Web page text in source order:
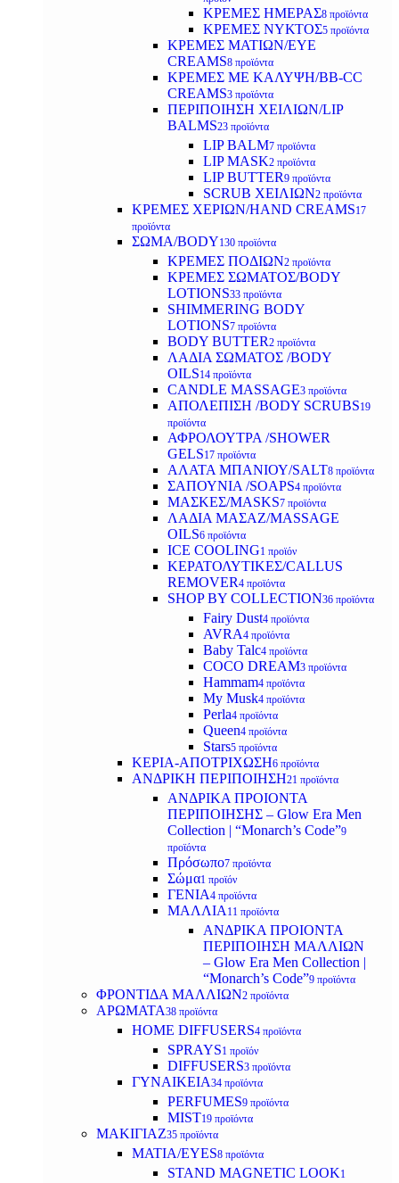
ΚΡΕΜΕΣ ΗΜΕΡΑΣ8 προϊόντα
ΚΡΕΜΕΣ ΝΥΚΤΟΣ5 προϊόντα
ΚΡΕΜΕΣ ΜΑΤΙΩΝ/EYE
CREAMS8 προϊόντα
ΚΡΕΜΕΣ ΜΕ ΚΑΛΥΨΗ/BB-CC
CREAMS3 προϊόντα
ΠΕΡΙΠΟΙΗΣΗ ΧΕΙΛΙΩΝ/LIP
BALMS23 προϊόντα
LIP BALM7 προϊόντα
LIP MASK2 προϊόντα
LIP BUTTER9 προϊόντα
SCRUB ΧΕΙΛΙΩΝ2 προϊόντα
ΚΡΕΜΕΣ ΧΕΡΙΩΝ/HAND CREAMS17
προϊόντα
ΣΩΜΑ/BODY130 προϊόντα
ΚΡΕΜΕΣ ΠΟΔΙΩΝ2 προϊόντα
ΚΡΕΜΕΣ ΣΩΜΑΤΟΣ/BODY
LOTIONS33 προϊόντα
SHIMMERING BODY
LOTIONS7 προϊόντα
BODY BUTTER2 προϊόντα
ΛΑΔΙΑ ΣΩΜΑΤΟΣ /BODY
OILS14 προϊόντα
CANDLE MASSAGE3 προϊόντα
ΑΠΟΛΕΠΙΣΗ /BODY SCRUBS19
προϊόντα
ΑΦΡΟΛΟΥΤΡΑ /SHOWER
GELS17 προϊόντα
ΑΛΑΤΑ ΜΠΑΝΙΟΥ/SALT8 προϊόντα
ΣΑΠΟΥΝΙΑ /SOAPS4 προϊόντα
ΜΑΣΚΕΣ/MASKS7 προϊόντα
ΛΑΔΙΑ ΜΑΣΑΖ/MASSAGE
OILS6 προϊόντα
ICE COOLING1 προϊόν
ΚΕΡΑΤΟΛΥΤΙΚΕΣ/CALLUS
REMOVER4 προϊόντα
SHOP BY COLLECTION36 προϊόντα
Fairy Dust4 προϊόντα
AVRA4 προϊόντα
Baby Talc4 προϊόντα
COCO DREAM3 προϊόντα
Hammam4 προϊόντα
My Musk4 προϊόντα
Perla4 προϊόντα
Queen4 προϊόντα
Stars5 προϊόντα
ΚΕΡΙΑ-ΑΠΟΤΡΙΧΩΣΗ6 προϊόντα
ΑΝΔΡΙΚΗ ΠΕΡΙΠΟΙΗΣΗ21 προϊόντα
ΑΝΔΡΙΚΑ ΠΡΟΙΟΝΤΑ
ΠΕΡΙΠΟΙΗΣΗΣ – Glow Era Men
Collection | “Monarch’s Code”9
προϊόντα
Πρόσωπο7 προϊόντα
Σώμα1 προϊόν
ΓΕΝΙΑ4 προϊόντα
ΜΑΛΛΙΑ 11 προϊόντα
ΑΝΔΡΙΚΑ ΠΡΟΙΟΝΤΑ
ΠΕΡΙΠΟΙΗΣΗ ΜΑΛΛΙΩΝ
– Glow Era Men Collection |
“Monarch’s Code”9 προϊόντα
ΦΡΟΝΤΙΔΑ ΜΑΛΛΙΩΝ2 προϊόντα
ΑΡΩΜΑΤΑ38 προϊόντα
HOME DIFFUSERS4 προϊόντα
SPRAYS1 προϊόν
DIFFUSERS3 προϊόντα
ΓΥΝΑΙΚΕΙΑ34 προϊόντα
PERFUMES9 προϊόντα
MIST19 προϊόντα
ΜΑΚΙΓΙΑΖ35 προϊόντα
ΜΑΤΙΑ/EYES8 προϊόντα
STAND MAGNETIC LOOK1